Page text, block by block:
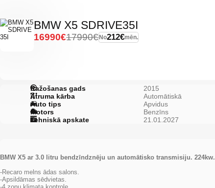
BMW X5 SDRIVE35I
No212€mēn.
17990€
16990€
Ražošanas gads
2015
Ātruma kārba
Automātiskā
Auto tips
Apvidus
Motors
Benzīns
Tehniskā apskate
21.01.2027
BMW X5 ar 3.0 litru bendzīndznēju un automātisko transmisiju. 224kw.
-Recaro melns ādas salons.
-Apsildāmas sēdvietas.